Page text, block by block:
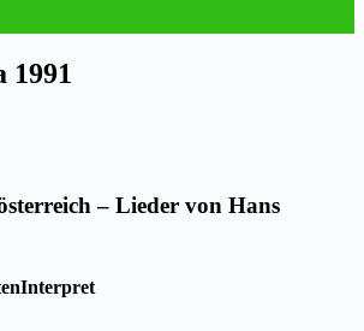
1991
– Lieder von Hans
Interpret